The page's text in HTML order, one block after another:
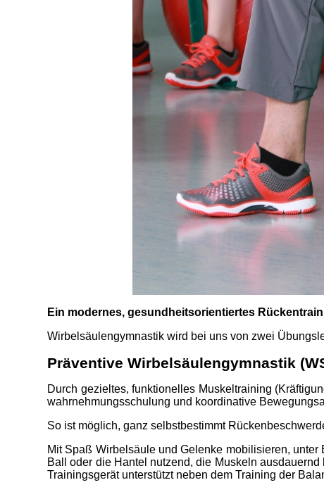
Ein modernes, gesundheitsorientiertes
Wirbelsäulengymnastik wird bei uns von zwei
Präventive Wirbelsäulengymnastik
Durch gezieltes, funktionelles Muskeltraining
wahr­nehmungs­schulung und koordinative
So ist möglich, ganz selbstbestimmt
Mit Spaß Wirbelsäule und Gelenke mobilisieren,
Ball oder die Hantel nutzend, die Muskeln
Trainingsgerät unterstützt neben dem Training der